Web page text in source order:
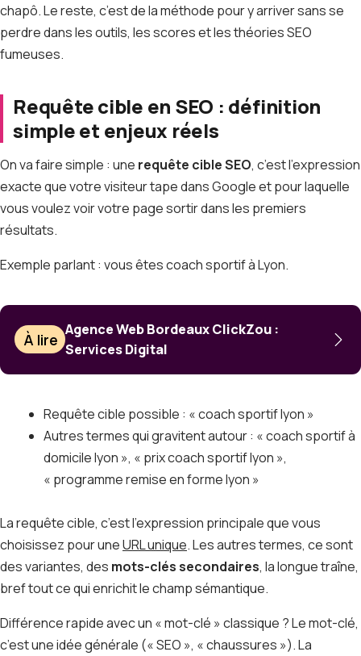
chapô. Le reste, c’est de la méthode pour y arriver sans se
perdre dans les outils, les scores et les théories SEO
fumeuses.
Requête cible en SEO : définition
simple et enjeux réels
On va faire simple : une requête cible SEO, c’est l’expression
exacte que votre visiteur tape dans Google et pour laquelle
vous voulez voir votre page sortir dans les premiers
résultats.
Exemple parlant : vous êtes coach sportif à Lyon.
À lire
Agence Web Bordeaux ClickZou :
Services Digital
Requête cible possible : « coach sportif lyon »
Autres termes qui gravitent autour : « coach sportif à
domicile lyon », « prix coach sportif lyon »,
« programme remise en forme lyon »
La requête cible, c’est l’expression principale que vous
choisissez pour uneURL unique. Les autres termes, ce sont
des variantes, des mots-clés secondaires, la longue traîne,
bref tout ce qui enrichit le champ sémantique.
Différence rapide avec un « mot-clé » classique ? Le mot-clé,
c’est une idée générale (« SEO », « chaussures »). La